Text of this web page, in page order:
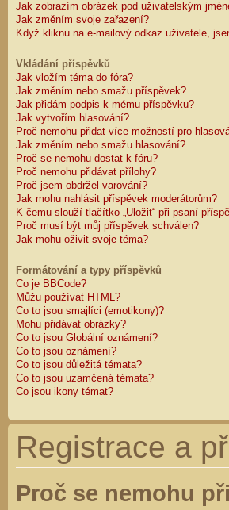
Jak zobrazím obrázek pod uživatelským
Jak změním svoje zařazení?
Když kliknu na e-mailový odkaz uživatele,
Vkládání příspěvků
Jak vložím téma do fóra?
Jak změním nebo smažu příspěvek?
Jak přidám podpis k mému příspěvku?
Jak vytvořím hlasování?
Proč nemohu přidat více možností pro
Jak změním nebo smažu hlasování?
Proč se nemohu dostat k fóru?
Proč nemohu přidávat přílohy?
Proč jsem obdržel varování?
Jak mohu nahlásit příspěvek moderátorům?
K čemu slouží tlačítko „Uložit“ při psaní
Proč musí být můj příspěvek schválen?
Jak mohu oživit svoje téma?
Formátování a typy příspěvků
Co je BBCode?
Můžu používat HTML?
Co to jsou smajlíci (emotikony)?
Mohu přidávat obrázky?
Co to jsou Globální oznámení?
Co to jsou oznámení?
Co to jsou důležitá témata?
Co to jsou uzamčená témata?
Co jsou ikony témat?
Registrace a
Proč se nemohu